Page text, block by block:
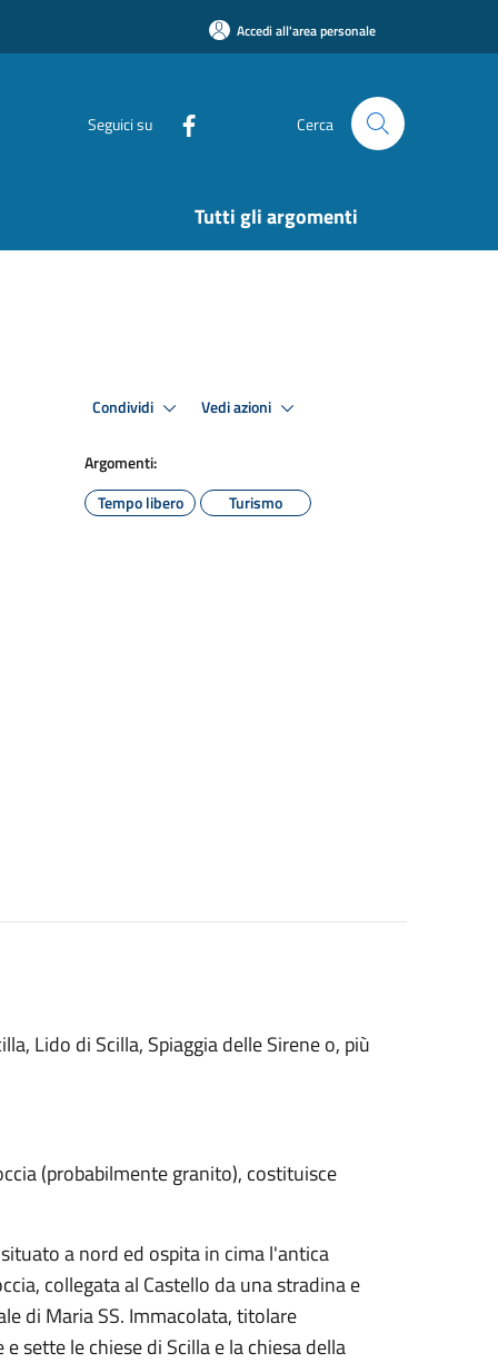
Accedi all'area personale
Seguici su Cerca
Tutti gli argomenti
Condividi Vedi azioni
Argomenti:
Tempo libero
Turismo
Lido di Scilla, Spiaggia delle Sirene o, più
(probabilmente granito), costituisce
a nord ed ospita in cima l'antica
collegata al Castello da una stradina e
di Maria SS. Immacolata, titolare
sette le chiese di Scilla e la chiesa della